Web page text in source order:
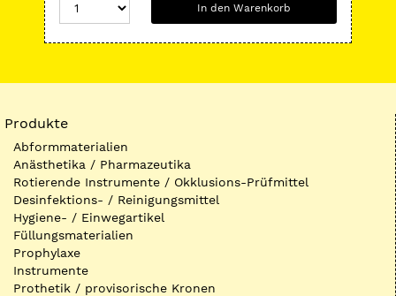
In den Warenkorb
Produkte
Abformmaterialien
Anästhetika / Pharmazeutika
Rotierende Instrumente / Okklusions-Prüfmittel
Desinfektions- / Reinigungsmittel
Hygiene- / Einwegartikel
Füllungsmaterialien
Prophylaxe
Instrumente
Prothetik / provisorische Kronen